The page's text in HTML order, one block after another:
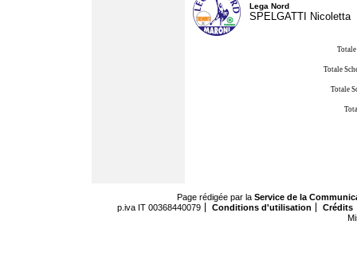
Lega Nord
SPELGATTI Nicoletta
Totale
Totale
Page rédigée par la Service de la
p.iva IT 00368440079
Conditions d'utilisation
Crédits